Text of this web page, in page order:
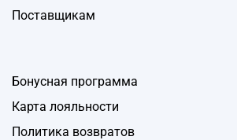
Поставщикам
Бонусная программа
Карта лояльности
Политика возвратов